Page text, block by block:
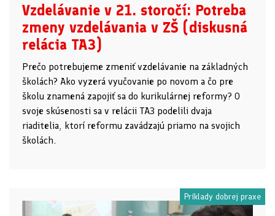
Vzdelávanie v 21. storočí: Potreba
zmeny vzdelávania v ZŠ (diskusná
relácia TA3)
Prečo potrebujeme zmeniť vzdelávanie na základných
školách? Ako vyzerá vyučovanie po novom a čo pre
školu znamená zapojiť sa do kurikulárnej reformy? O
svoje skúsenosti sa v relácii TA3 podelili dvaja
riaditelia, ktorí reformu zavádzajú priamo na svojich
školách.
Príklady dobrej praxe